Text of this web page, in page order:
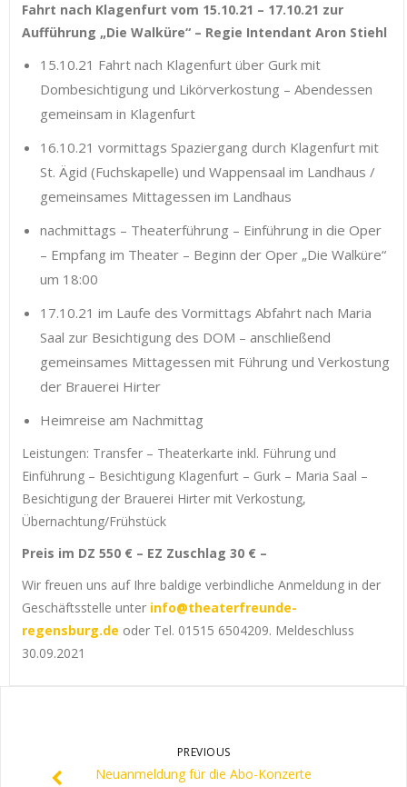
Fahrt nach Klagenfurt vom 15.10.21 – 17.10.21 zur
Aufführung „Die Walküre“ – Regie Intendant Aron Stiehl
15.10.21 Fahrt nach Klagenfurt über Gurk mit
Dombesichtigung und Likörverkostung – Abendessen
gemeinsam in Klagenfurt
16.10.21 vormittags Spaziergang durch Klagenfurt mit
St. Ägid (Fuchskapelle) und Wappensaal im Landhaus /
gemeinsames Mittagessen im Landhaus
nachmittags – Theaterführung – Einführung in die Oper
– Empfang im Theater – Beginn der Oper „Die Walküre“
um 18:00
17.10.21 im Laufe des Vormittags Abfahrt nach Maria
Saal zur Besichtigung des DOM – anschließend
gemeinsames Mittagessen mit Führung und Verkostung
der Brauerei Hirter
Heimreise am Nachmittag
Leistungen: Transfer – Theaterkarte inkl. Führung und
Einführung – Besichtigung Klagenfurt – Gurk – Maria Saal –
Besichtigung der Brauerei Hirter mit Verkostung,
Übernachtung/Frühstück
Preis im DZ 550 € – EZ Zuschlag 30 € –
Wir freuen uns auf Ihre baldige verbindliche Anmeldung in der
Geschäftsstelle unter info@theaterfreunde-
regensburg.de oder Tel. 01515 6504209. Meldeschluss
30.09.2021
PREVIOUS
Neuanmeldung für die Abo-Konzerte